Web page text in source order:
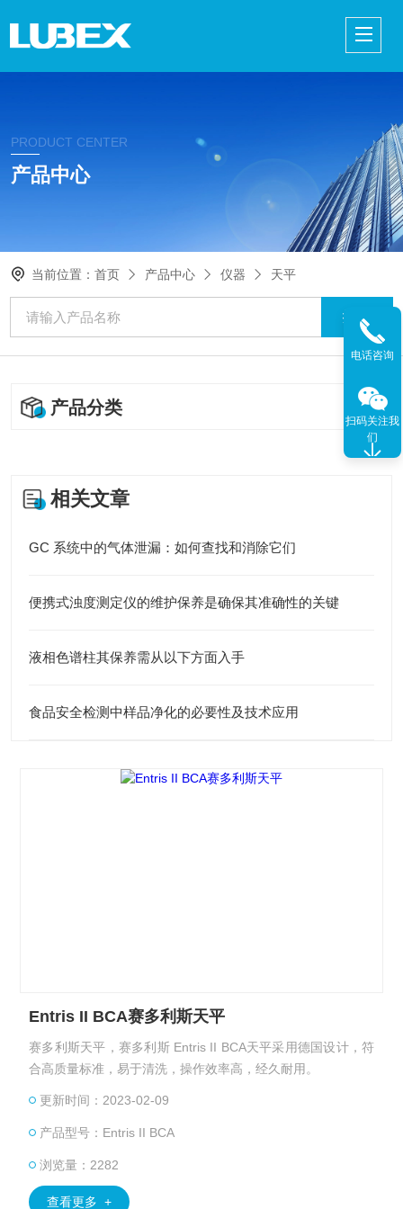
PRODUCT CENTER
产品中心
当前位置：首页 产品中心 仪器 天平
产品分类
相关文章
GC 系统中的气体泄漏：如何查找和消除它们
便携式浊度测定仪的维护保养是确保其准确性的关键
液相色谱柱其保养需从以下方面入手
食品安全检测中样品净化的必要性及技术应用
Entris II BCA赛多利斯天平
赛多利斯天平，赛多利斯 Entris II BCA天平采用德国设计，符
合高质量标准，易于清洗，操作效率高，经久耐用。
更新时间：2023-02-09
产品型号：Entris II BCA
浏览量：2282
查看更多 +
电话咨询
扫码关注我
们